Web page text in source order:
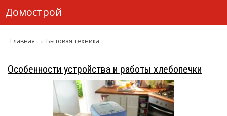
Домострой
Главная → Бытовая техника
Особенности устройства и работы хлебопечки